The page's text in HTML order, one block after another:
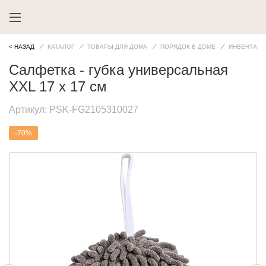
< НАЗАД КАТАЛОГ ТОВАРЫ ДЛЯ ДОМА ПОРЯДОК В ДОМЕ
Салфетка - губка универсальная
XXL 17 х 17 см
Артикул: PSK-FG2105310027
-70%